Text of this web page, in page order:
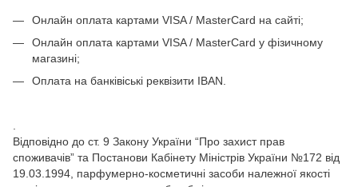
Онлайн оплата картами VISA / MasterCard на сайті;
Онлайн оплата картами VISA / MasterCard у фізичному
магазині;
Оплата на банківіські реквізити IBAN.
Відповідно до ст. 9 Закону України “Про захист прав
споживачів” та Постанови Кабінету Міністрів України №172 від
19.03.1994, парфумерно-косметичні засоби належної якості